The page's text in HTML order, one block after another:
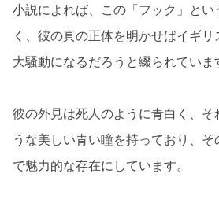
小説によれば、この「フック」とい
く、彼の真の正体を明かせばイギ
大騒動になるだろうと綴られていま
彼の外見は死人のように青白く、そ
うな美しい青い瞳を持っており、
で魅力的な存在にしています。